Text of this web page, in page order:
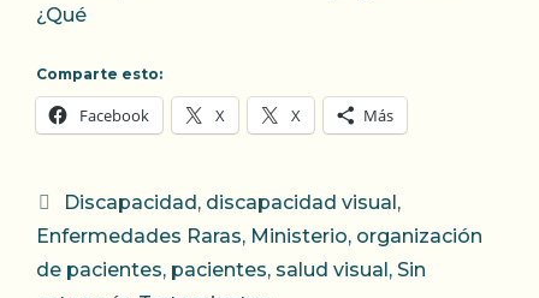
¿Qué
Comparte esto:
Facebook X X Más
Categorías
Discapacidad , discapacidad visual ,
Enfermedades Raras, Ministerio, organización
de pacientes, pacientes, salud visual , Sin